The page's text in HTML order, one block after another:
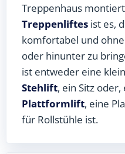
Treppenhaus
Treppenliftes ist es,
komfortabel und
oder hinunter zu
ist entweder eine
Stehlift, ein Sitz
Plattformlift, eine
für Rollstühle ist.